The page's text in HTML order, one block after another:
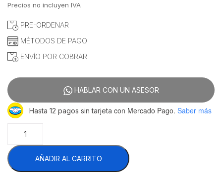
Precios no incluyen IVA
PRE-ORDENAR
MÉTODOS DE PAGO
ENVÍO POR COBRAR
HABLAR CON UN ASESOR
Hasta 12 pagos sin tarjeta con Mercado Pago. Saber más
1200L
Vitrina
Refrigerada
AÑADIR AL CARRITO